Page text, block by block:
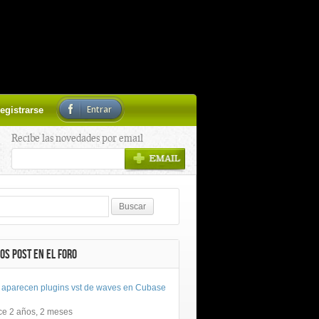
Entrar
Recibe las novedades por email
POST EN EL FORO
aparecen plugins vst de waves en Cubase
2 años, 2 meses